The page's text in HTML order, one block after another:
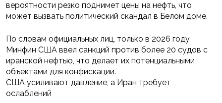
вероятности резко поднимет цены на нефть, что
может вызвать политический скандал в Белом доме.
По словам официальных лиц, только в 2026 году
Минфин США ввел санкций против более 20 судов с
иранской нефтью, что делает их потенциальными
объектами для конфискации.
США усиливают давление, а Иран требует
ослаблений